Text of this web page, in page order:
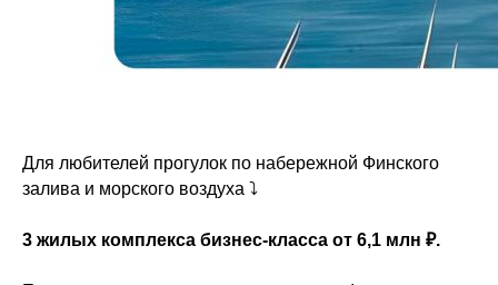
Для любителей прогулок по набережной Финского
залива и морского воздуха ⤵️
3 жилых комплекса бизнес-класса от 6,1 млн ₽.